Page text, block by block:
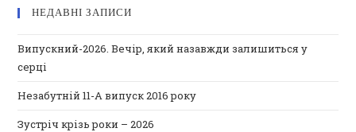
НЕДАВНІ ЗАПИСИ
Випускний-2026. Вечір, який назавжди залишиться у
серці
Незабутній 11-А випуск 2016 року
Зустріч крізь роки – 2026